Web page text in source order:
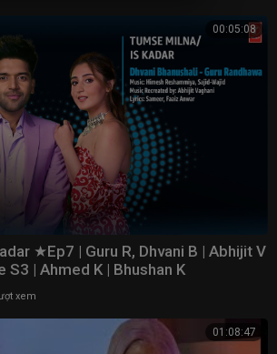
00:05:08
★Ep7 | Guru R, Dhvani B | Abhijit V
S3 | Ahmed K | Bhushan K
xem
01:08:47